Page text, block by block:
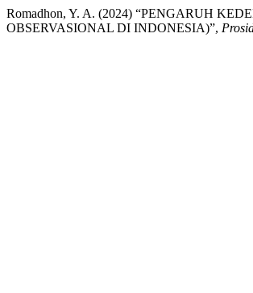
Romadhon, Y. A. (2024) “PENGARUH
OBSERVASIONAL DI INDONESIA)”,